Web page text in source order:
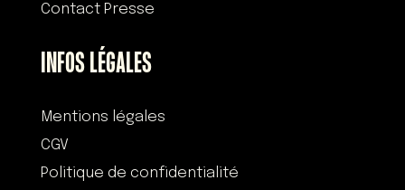
Contact Presse
INFOS LÉGALES
Mentions légales
CGV
Politique de confidentialité